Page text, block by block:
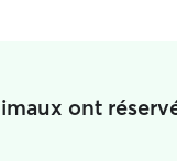
ont